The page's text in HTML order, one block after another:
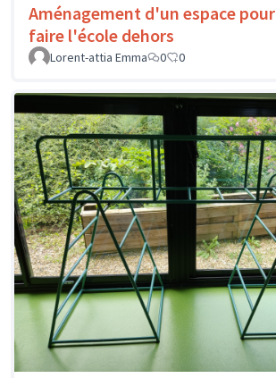
Aménagement d'un espace pour
faire l'école dehors
Lorent-attia Emma
0 0